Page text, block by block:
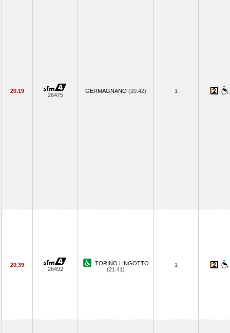
20.19
26475
GERMAGNANO (20.42) 1
20.39
26492
TORINO LINGOTTO
(21.41)
1